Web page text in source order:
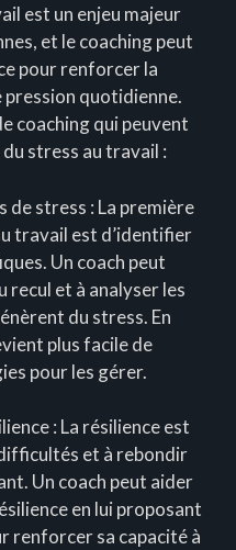
est un enjeu majeur
et le coaching peut
pour renforcer la
quotidienne.
coaching qui peuvent
stress au travail :
de stress : La première
travail est d’identifier
Un coach peut
recul et à analyser les
du stress. En
plus facile de
pour les gérer.
: La résilience est
et à rebondir
Un coach peut aider
en lui proposant
renforcer sa capacité à